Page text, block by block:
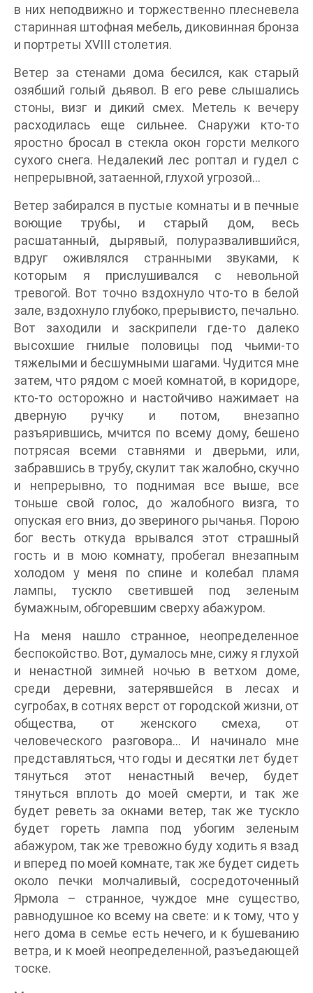
в них неподвижно и торжественно плесневела
старинная штофная мебель, диковинная бронза
и портреты XVIII столетия.
Ветер за стенами дома бесился, как старый
озябший голый дьявол. В его реве слышались
стоны, визг и дикий смех. Метель к вечеру
расходилась еще сильнее. Снаружи кто-то
яростно бросал в стекла окон горсти мелкого
сухого снега. Недалекий лес роптал и гудел с
непрерывной, затаенной, глухой угрозой…
Ветер забирался в пустые комнаты и в печные
воющие трубы, и старый дом, весь
расшатанный, дырявый, полуразвалившийся,
вдруг оживлялся странными звуками, к
которым я прислушивался с невольной
тревогой. Вот точно вздохнуло что-то в белой
зале, вздохнуло глубоко, прерывисто, печально.
Вот заходили и заскрипели где-то далеко
высохшие гнилые половицы под чьими-то
тяжелыми и бесшумными шагами. Чудится мне
затем, что рядом с моей комнатой, в коридоре,
кто-то осторожно и настойчиво нажимает на
дверную ручку и потом, внезапно
разъярившись, мчится по всему дому, бешено
потрясая всеми ставнями и дверьми, или,
забравшись в трубу, скулит так жалобно, скучно
и непрерывно, то поднимая все выше, все
тоньше свой голос, до жалобного визга, то
опуская его вниз, до звериного рычанья. Порою
бог весть откуда врывался этот страшный
гость и в мою комнату, пробегал внезапным
холодом у меня по спине и колебал пламя
лампы, тускло светившей под зеленым
бумажным, обгоревшим сверху абажуром.
На меня нашло странное, неопределенное
беспокойство. Вот, думалось мне, сижу я глухой
и ненастной зимней ночью в ветхом доме,
среди деревни, затерявшейся в лесах и
сугробах, в сотнях верст от городской жизни, от
общества, от женского смеха, от
человеческого разговора… И начинало мне
представляться, что годы и десятки лет будет
тянуться этот ненастный вечер, будет
тянуться вплоть до моей смерти, и так же
будет реветь за окнами ветер, так же тускло
будет гореть лампа под убогим зеленым
абажуром, так же тревожно буду ходить я взад
и вперед по моей комнате, так же будет сидеть
около печки молчаливый, сосредоточенный
Ярмола – странное, чуждое мне существо,
равнодушное ко всему на свете: и к тому, что у
него дома в семье есть нечего, и к бушеванию
ветра, и к моей неопределенной, разъедающей
тоске.